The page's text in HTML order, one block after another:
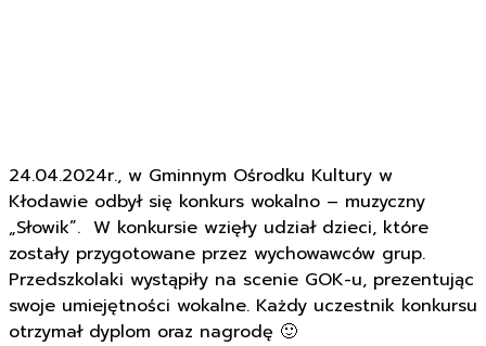
24.04.2024r., w Gminnym Ośrodku Kultury w
Kłodawie odbył się konkurs wokalno – muzyczny
„Słowik”. W konkursie wzięły udział dzieci, które
zostały przygotowane przez wychowawców grup.
Przedszkolaki wystąpiły na scenie GOK-u, prezentując
swoje umiejętności wokalne. Każdy uczestnik konkursu
otrzymał dyplom oraz nagrodę 🙂